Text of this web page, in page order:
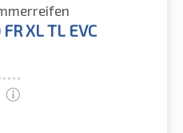
XL TL EVC